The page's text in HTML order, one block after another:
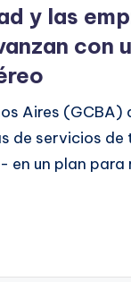
y las
con
Aires (GCBA)
de servicios
en un plan